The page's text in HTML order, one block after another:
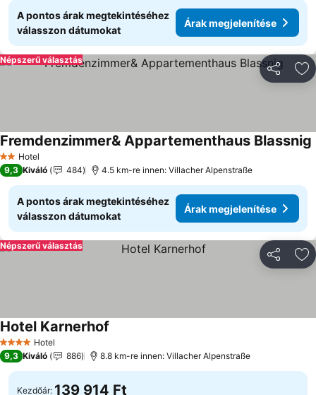
A pontos árak megtekintéséhez
válasszon dátumokat
Árak megjelenítése
Népszerű választás
2 Kategória
Hotel
Fremdenzimmer& Appartementhaus Blassnig
9,3 Kiváló 484 4.5 km-re innen: Villacher Alpenstraße
A pontos árak megtekintéséhez
válasszon dátumokat
Árak megjelenítése
Népszerű választás
4 KategóriaHotel
Hotel Karnerhof
9,3 Kiváló 886 8.8 km-re innen: Villacher Alpenstraße
Kezdőár: 139 914 Ft